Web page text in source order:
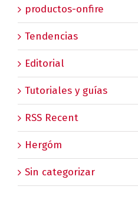
productos-onfire
Tendencias
Editorial
Tutoriales y guías
RSS Recent
Hergóm
Sin categorizar